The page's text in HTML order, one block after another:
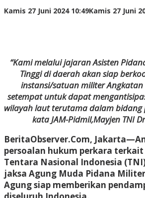
Kamis 27 Juni 2024 10:49Kamis 27 Juni
“Kami melalui jajaran Asisten
Tinggi di daerah akan siap
instansi/satuan militer
setempat untuk dapat
wilayah laut terutama dalam bidang
kata JAM-Pidmil,Mayjen TNI
BeritaObserver.Com, Jakarta
persoalan hukum perkara
Tentara Nasional Indonesia
jaksa Agung Muda Pidana
Agung siap memberikan